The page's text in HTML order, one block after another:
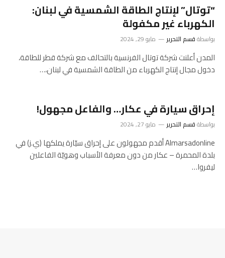
“توتال” لإنتاج الطاقة الشمسية في لبنان:
الكهرباء غير مكفولة
بواسطةقسم التحرير مايو 29, 2024
المدن أعلنت شركة توتال الفرنسية بالتحالف مع شركة قطر للطاقة،
دخول مجال إنتاج الكهرباء من الطاقة الشمسية في لبنان،…
إحراق سيارة في عكار… والفاعل مجهول!
بواسطةقسم التحرير مايو 27, 2024
Almarsadonline أقدم مجهولون على إحراق سيّارة يملكها (ي.ز) في
بلدة المحمرة – عكار من دون معرفة الأسباب وهويّة الفاعلين
ليفروا…